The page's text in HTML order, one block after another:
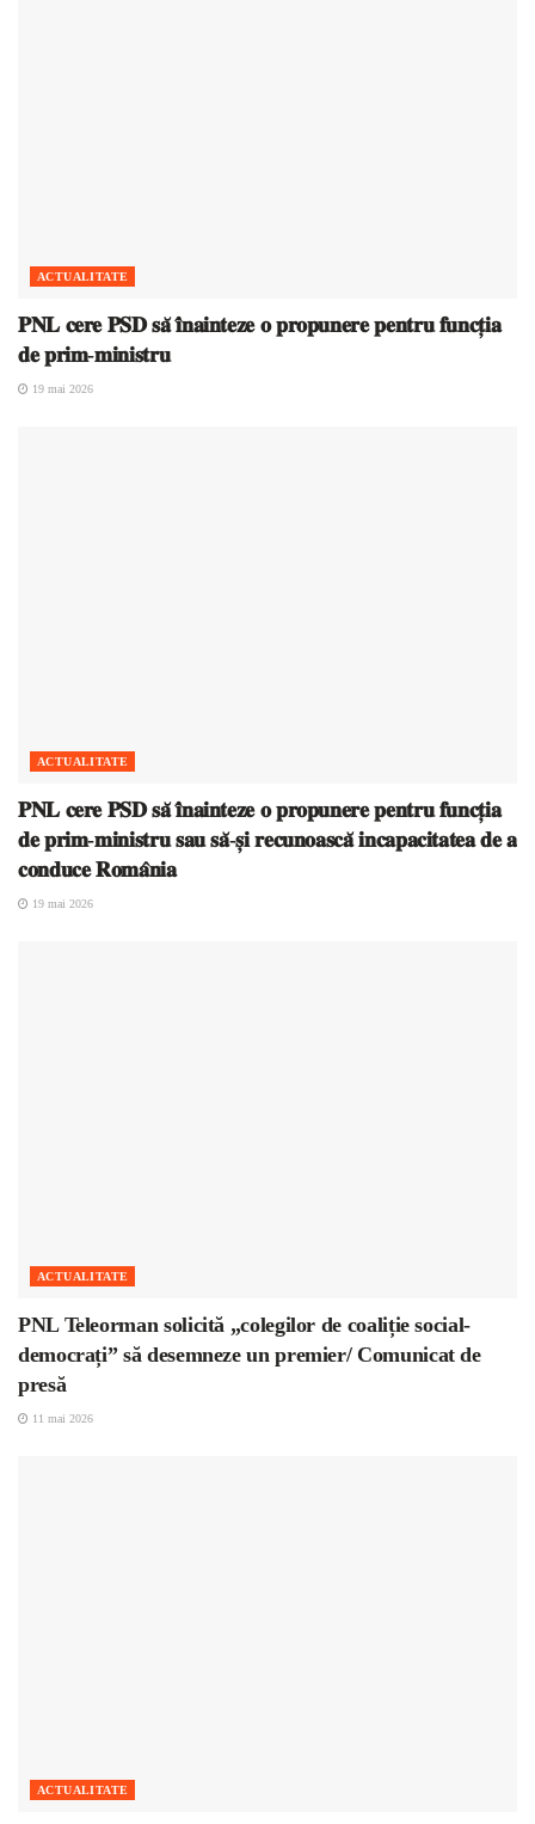
ACTUALITATE
𝐏𝐍𝐋 𝐜𝐞𝐫𝐞 𝐏𝐒𝐃 𝐬𝐚̆ 𝐢̂𝐧𝐚𝐢𝐧𝐭𝐞𝐳𝐞 𝐨 𝐩𝐫𝐨𝐩𝐮𝐧𝐞𝐫𝐞 𝐩𝐞𝐧𝐭𝐫𝐮 𝐟𝐮𝐧𝐜𝐭̦𝐢𝐚
𝐝𝐞 𝐩𝐫𝐢𝐦-𝐦𝐢𝐧𝐢𝐬𝐭𝐫𝐮
19 mai 2026
ACTUALITATE
𝐏𝐍𝐋 𝐜𝐞𝐫𝐞 𝐏𝐒𝐃 𝐬𝐚̆ 𝐢̂𝐧𝐚𝐢𝐧𝐭𝐞𝐳𝐞 𝐨 𝐩𝐫𝐨𝐩𝐮𝐧𝐞𝐫𝐞 𝐩𝐞𝐧𝐭𝐫𝐮 𝐟𝐮𝐧𝐜𝐭̦𝐢𝐚
𝐝𝐞 𝐩𝐫𝐢𝐦-𝐦𝐢𝐧𝐢𝐬𝐭𝐫𝐮 𝐬𝐚𝐮 𝐬𝐚̆-𝐬̦𝐢 𝐫𝐞𝐜𝐮𝐧𝐨𝐚𝐬𝐜𝐚̆ 𝐢𝐧𝐜𝐚𝐩𝐚𝐜𝐢𝐭𝐚𝐭𝐞𝐚 𝐝𝐞 𝐚
𝐜𝐨𝐧𝐝𝐮𝐜𝐞 𝐑𝐨𝐦𝐚̂𝐧𝐢𝐚
19 mai 2026
ACTUALITATE
PNL Teleorman solicită „colegilor de coaliție social-
democrați” să desemneze un premier/ Comunicat de
presă
11 mai 2026
ACTUALITATE